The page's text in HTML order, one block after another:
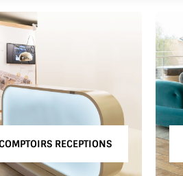
FAUTEUILS D’ATTENTE